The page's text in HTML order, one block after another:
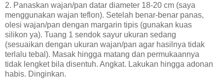
2. Panaskan wajan/pan datar diameter 18-20 cm (saya
menggunakan wajan teflon). Setelah benar-benar panas,
olesi wajan/pan dengan margarin tipis (gunakan kuas
silikon ya). Tuang 1 sendok sayur ukuran sedang
(sesuaikan dengan ukuran wajan/pan agar hasilnya tidak
terlalu tebal). Masak hingga matang dan permukaannya
tidak lengket bila disentuh. Angkat. Lakukan hingga adonan
habis. Dinginkan.